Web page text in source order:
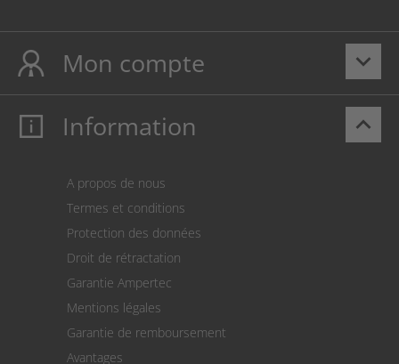
keyboard_arrow_down
Mon compte
Mon compte
Paiement
Le calculateur des frais de port
Paramètres des cookies
keyboard_arrow_up
Information
A propos de nous
Termes et conditions
Protection des données
Droit de rétractation
Garantie Ampertec
Mentions légales
Garantie de remboursement
Avantages